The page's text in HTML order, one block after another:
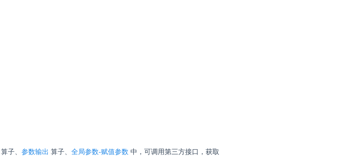
算子、 参数输出 算子、 全局参数-赋值参数 中，可调用第三方接口，获取